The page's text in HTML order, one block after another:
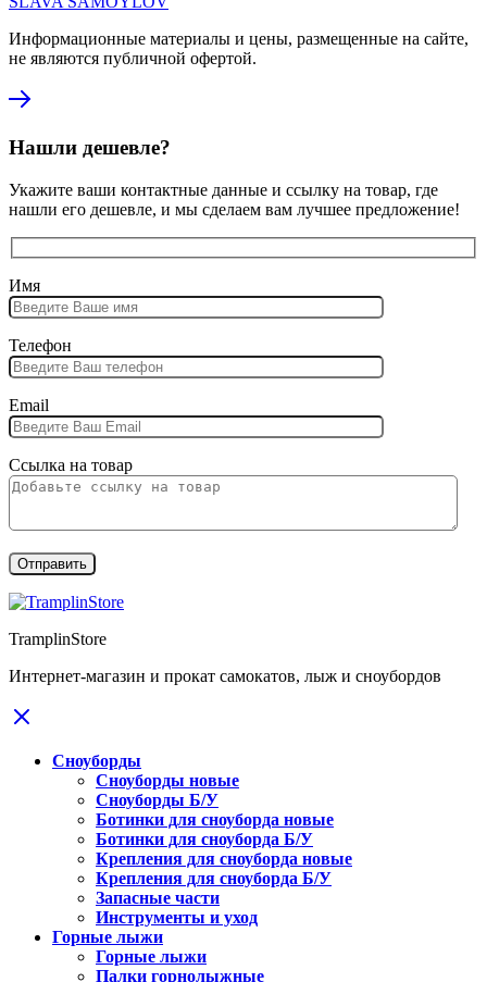
Информационные материалы и цены, размещенные на сайте,
не являются публичной офертой.
Нашли дешевле?
Укажите ваши контактные данные и ссылку на товар, где
нашли его дешевле, и мы сделаем вам лучшее предложение!
Имя
Телефон
Email
Ссылка на товар
TramplinStore
Интернет-магазин и прокат самокатов, лыж и сноубордов
Сноуборды
Сноуборды новые
Сноуборды Б/У
Ботинки для сноуборда новые
Ботинки для сноуборда Б/У
Крепления для сноуборда новые
Крепления для сноуборда Б/У
Запасные части
Инструменты и уход
Горные лыжи
Горные лыжи
Палки горнолыжные